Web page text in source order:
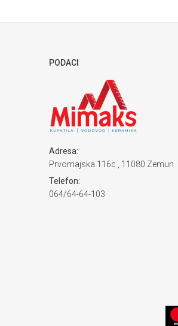
PODACI
Adresa:
Prvomajska 116c , 11080 Zemun
Telefon:
064/64-64-103